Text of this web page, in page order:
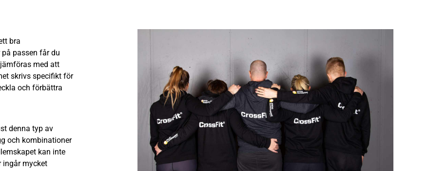
bra
passen får du
med att
skrivs specifikt för
och förbättra
denna typ av
och kombinationer
kan inte
ingår mycket